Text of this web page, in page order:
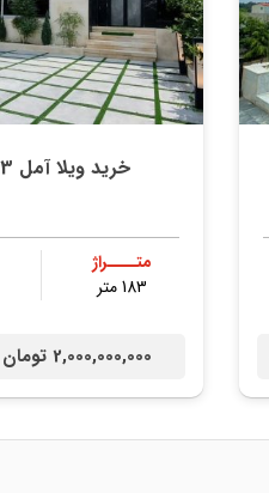
خرید ویلا آمل 183 متر
متــــراژ
183 متر
2,000,000,000 تومان /